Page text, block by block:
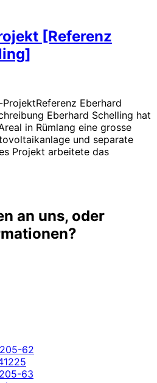
[Referenz
Eberhard
Eberhard Schelling hat
in Rümlang eine grosse
und separate
Projekt arbeitete das
an uns, oder
62
63